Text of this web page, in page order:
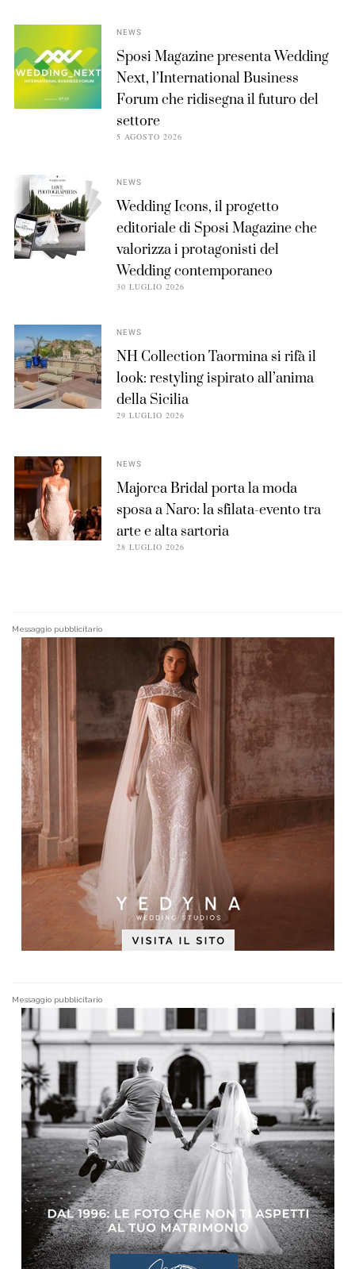
NEWS
Sposi Magazine presenta Wedding
Next, l’International Business
Forum che ridisegna il futuro del
settore
5 AGOSTO 2026
NEWS
Wedding Icons, il progetto
editoriale di Sposi Magazine che
valorizza i protagonisti del
Wedding contemporaneo
30 LUGLIO 2026
NEWS
NH Collection Taormina si rifà il
look: restyling ispirato all’anima
della Sicilia
29 LUGLIO 2026
NEWS
Majorca Bridal porta la moda
sposa a Naro: la sfilata-evento tra
arte e alta sartoria
28 LUGLIO 2026
Messaggio pubblicitario
Messaggio pubblicitario